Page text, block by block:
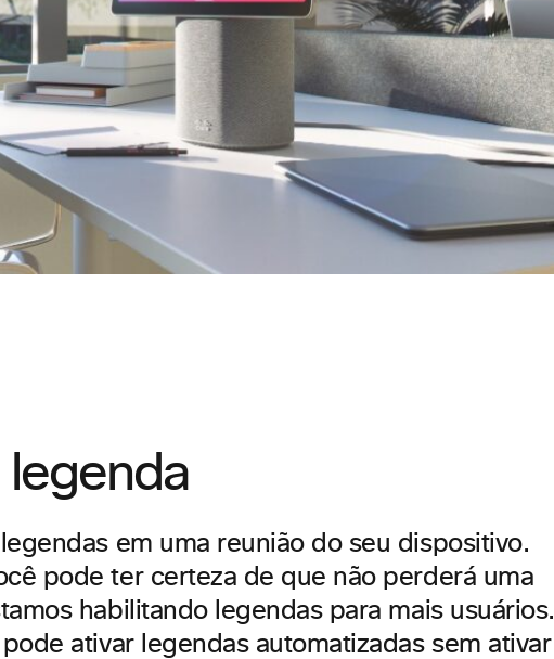
em uma reunião do seu dispositivo.
pode ter certeza de que não perderá uma
habilitando legendas para mais usuários.
ativar legendas automatizadas sem ativar